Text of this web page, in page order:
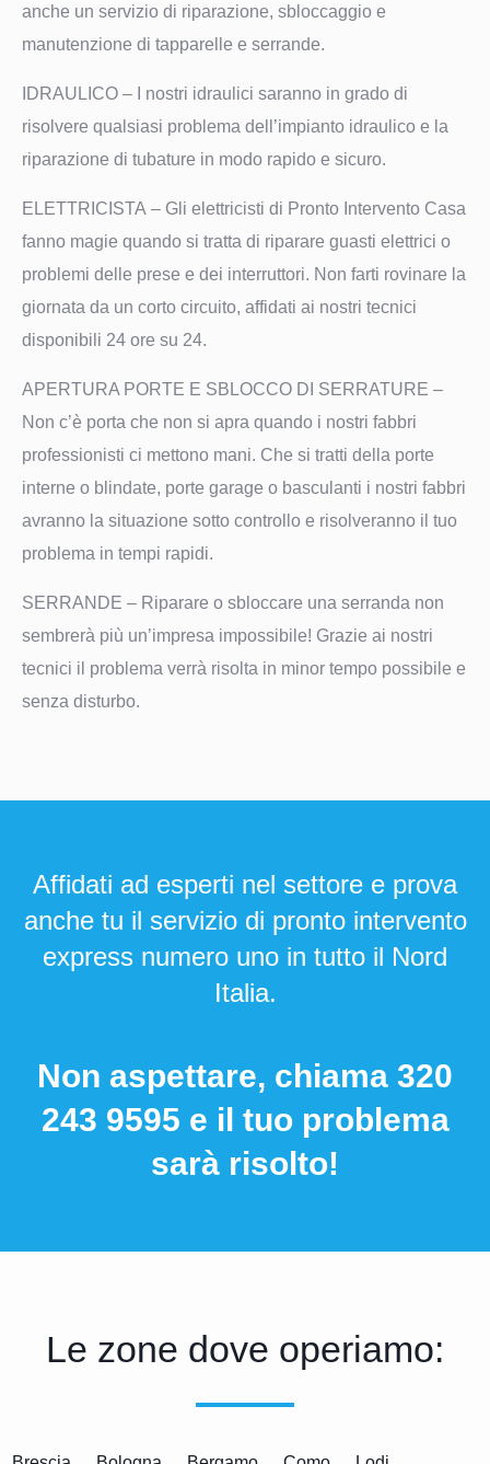
anche un servizio di riparazione, sbloccaggio e
manutenzione di tapparelle e serrande.
IDRAULICO – I nostri idraulici saranno in grado di
risolvere qualsiasi problema dell’impianto idraulico e la
riparazione di tubature in modo rapido e sicuro.
ELETTRICISTA – Gli elettricisti di Pronto Intervento Casa
fanno magie quando si tratta di riparare guasti elettrici o
problemi delle prese e dei interruttori. Non farti rovinare la
giornata da un corto circuito, affidati ai nostri tecnici
disponibili 24 ore su 24.
APERTURA PORTE E SBLOCCO DI SERRATURE –
Non c’è porta che non si apra quando i nostri fabbri
professionisti ci mettono mani. Che si tratti della porte
interne o blindate, porte garage o basculanti i nostri fabbri
avranno la situazione sotto controllo e risolveranno il tuo
problema in tempi rapidi.
SERRANDE – Riparare o sbloccare una serranda non
sembrerà più un’impresa impossibile! Grazie ai nostri
tecnici il problema verrà risolta in minor tempo possibile e
senza disturbo.
Affidati ad esperti nel settore e prova
anche tu il servizio di pronto intervento
express numero uno in tutto il Nord
Italia.
Non aspettare, chiama 320
243 9595 e il tuo problema
sarà risolto!
Le zone dove operiamo: